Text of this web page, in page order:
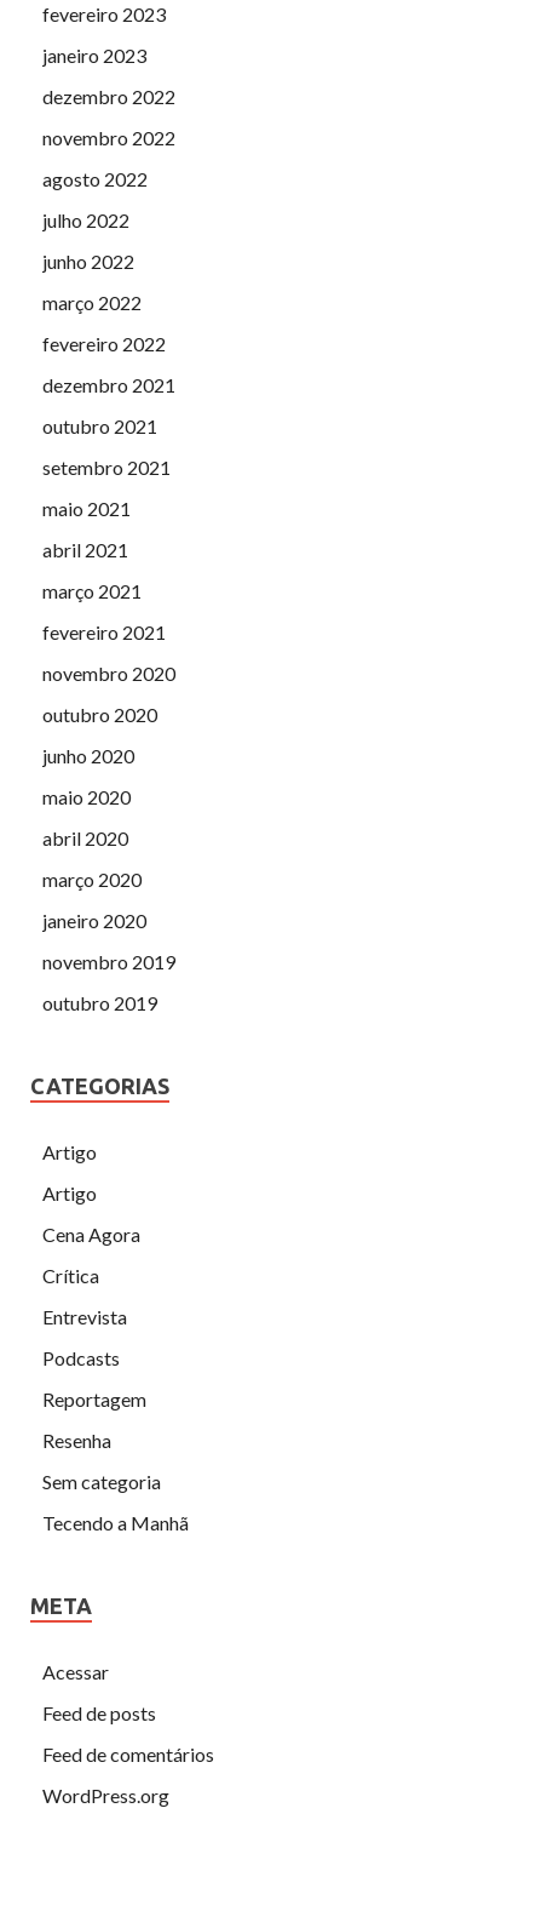
fevereiro 2023
janeiro 2023
dezembro 2022
novembro 2022
agosto 2022
julho 2022
junho 2022
março 2022
fevereiro 2022
dezembro 2021
outubro 2021
setembro 2021
maio 2021
abril 2021
março 2021
fevereiro 2021
novembro 2020
outubro 2020
junho 2020
maio 2020
abril 2020
março 2020
janeiro 2020
novembro 2019
outubro 2019
CATEGORIAS
Artigo
Artigo
Cena Agora
Crítica
Entrevista
Podcasts
Reportagem
Resenha
Sem categoria
Tecendo a Manhã
META
Acessar
Feed de posts
Feed de comentários
WordPress.org